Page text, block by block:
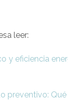
leer:
y eficiencia
preventivo: